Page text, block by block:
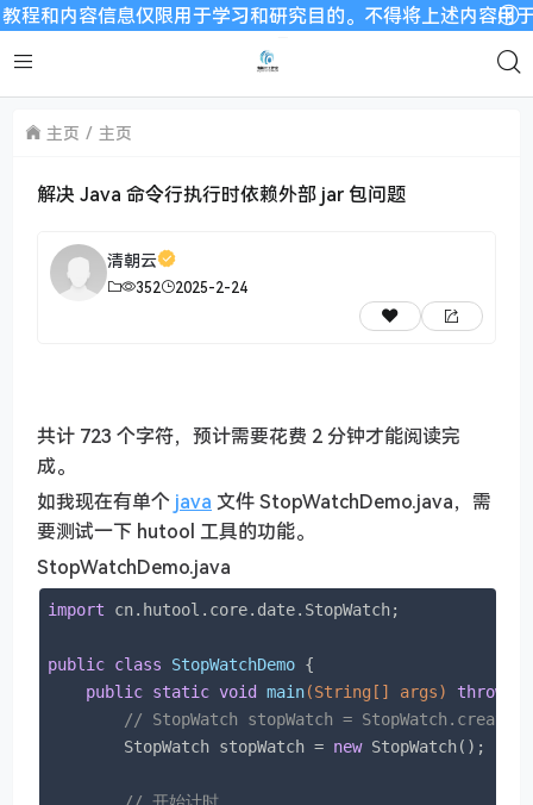
和内容信息仅限用于学习和研究目的。不得将上述内容用
主页 主页
解决 Java 命令行执行时依赖外部 jar 包问题
清朝云
352 2025-2-24
共计 723 个字符，预计需要花费 2 分钟才能阅读完
成。
如我现在有单个 java 文件 StopWatchDemo.java，需
要测试一下 hutool 工具的功能。
StopWatchDemo.java
import cn.hutool.core.date.StopWatch;
public class StopWatchDemo {
public static void main(String[] args) throws
// StopWatch stopWatch =
        StopWatch stopWatch =
new StopWatch();